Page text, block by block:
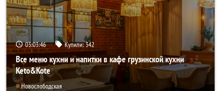
03:03:42 Купили:342
Все меню кухни и напитки в кафе грузинской кухни
Keto&Kote
Новослободская